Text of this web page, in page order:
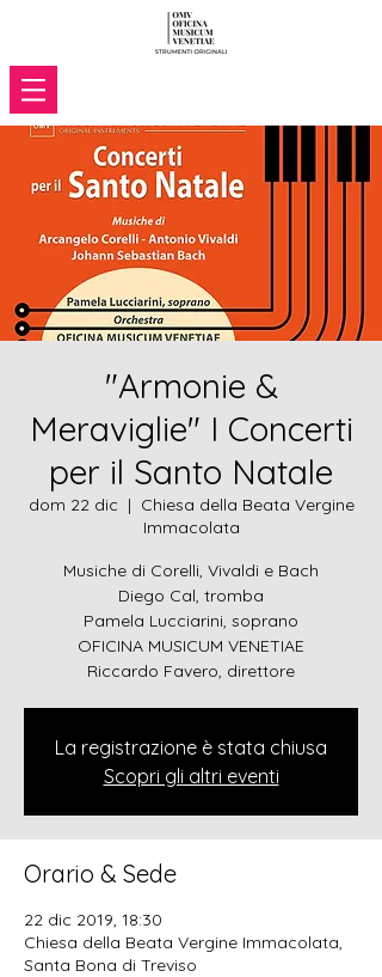
"Armonie &
Meraviglie" I Concerti
per il Santo Natale
dom 22 dic
  |
Chiesa della Beata Vergine
Immacolata
Musiche di Corelli, Vivaldi e Bach
Diego Cal, tromba
Pamela Lucciarini, soprano
OFICINA MUSICUM VENETIAE
Riccardo Favero, direttore
La registrazione è stata chiusa
Scopri gli altri eventi
Orario & Sede
22 dic 2019, 18:30
Chiesa della Beata Vergine Immacolata,
Santa Bona di Treviso